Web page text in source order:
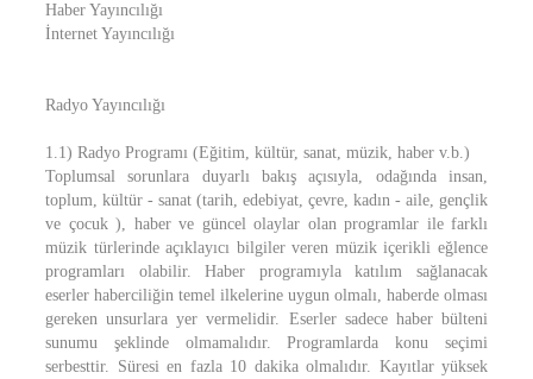
Haber Yayıncılığı
İnternet Yayıncılığı
Radyo Yayıncılığı
1.1) Radyo Programı (Eğitim, kültür, sanat, müzik, haber v.b.)
Toplumsal sorunlara duyarlı bakış açısıyla, odağında insan,
toplum, kültür - sanat (tarih, edebiyat, çevre, kadın - aile, gençlik
ve çocuk ), haber ve güncel olaylar olan programlar ile farklı
müzik türlerinde açıklayıcı bilgiler veren müzik içerikli eğlence
programları olabilir. Haber programıyla katılım sağlanacak
eserler haberciliğin temel ilkelerine uygun olmalı, haberde olması
gereken unsurlara yer vermelidir. Eserler sadece haber bülteni
sunumu şeklinde olmamalıdır. Programlarda konu seçimi
serbesttir. Süresi en fazla 10 dakika olmalıdır. Kayıtlar yüksek